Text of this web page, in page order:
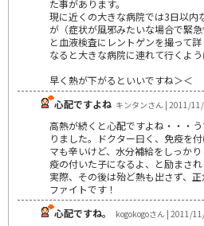
た事があります。
現に近くの大きな病院では3日以内
が（症状が風邪みたいな場合で緊
と血液検査にレントゲンを撮って
なると大きな病院に連れて行くよう
早く熱が下がるといいですね＞＜
心配ですよね キンタンさん | 2011/
高熱が続くと心配ですよね・・・
りました。ドクター曰く、免疫を
マも辛いけど、水分補給をしっか
疫の付いた子になるよ、と励まされ
実際、その後は殆ど熱も出さず、正
ファイトです！
心配ですね。
kogokogoさん | 2011/